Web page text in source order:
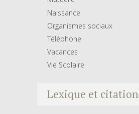
Naissance
Organismes sociaux
Téléphone
Vacances
Vie Scolaire
Lexique et citation